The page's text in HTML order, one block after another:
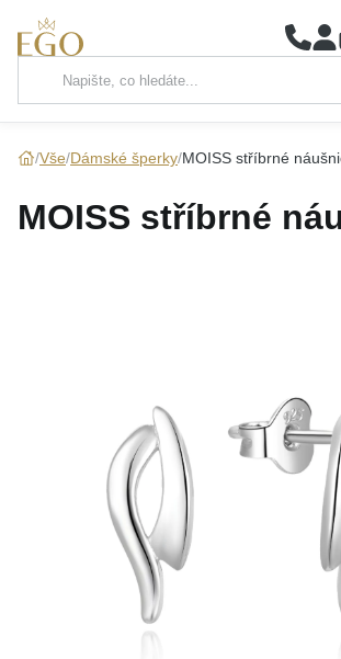
Hlavní kategorie
KOLEKCE
Vše Dámské šperky MOISS stříbrné
MOISS stříbrné